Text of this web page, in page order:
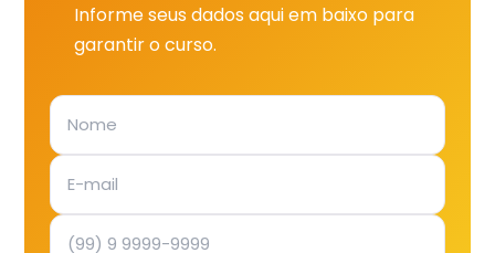
Informe seus dados aqui em baixo para
garantir o curso.